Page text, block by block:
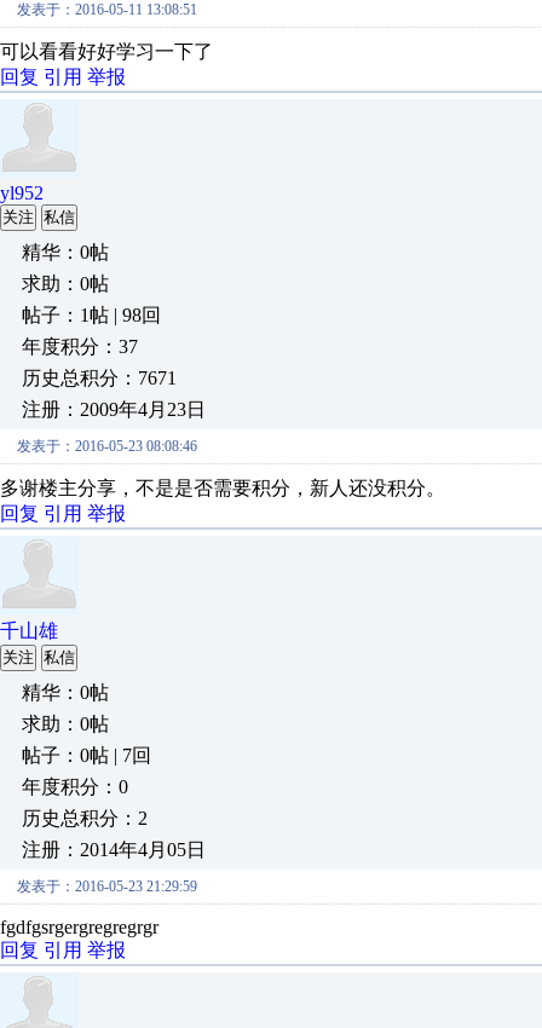
发表于：2016-05-11 13:08:51
可以看看好好学习一下了
回复 引用 举报
yl952
关注 私信
精华：0帖
求助：0帖
帖子：1帖 | 98回
年度积分：37
历史总积分：7671
注册：2009年4月23日
发表于：2016-05-23 08:08:46
多谢楼主分享，不是是否需要积分，新人还没积分。
回复 引用 举报
千山雄
关注 私信
精华：0帖
求助：0帖
帖子：0帖 | 7回
年度积分：0
历史总积分：2
注册：2014年4月05日
发表于：2016-05-23 21:29:59
fgdfgsrgergregregrgr
回复 引用 举报